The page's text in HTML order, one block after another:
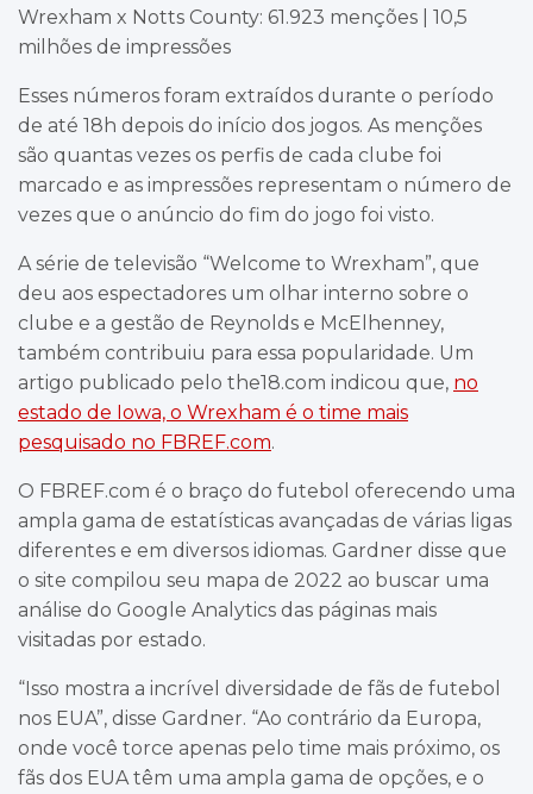
Wrexham x Notts County: 61.923 menções | 10,5
milhões de impressões
Esses números foram extraídos durante o período
de até 18h depois do início dos jogos. As menções
são quantas vezes os perfis de cada clube foi
marcado e as impressões representam o número de
vezes que o anúncio do fim do jogo foi visto.
A série de televisão “Welcome to Wrexham”, que
deu aos espectadores um olhar interno sobre o
clube e a gestão de Reynolds e McElhenney,
também contribuiu para essa popularidade. Um
artigo publicado pelo the18.com indicou que, no
estado de Iowa, o Wrexham é o time mais
pesquisado no FBREF.com.
O FBREF.com é o braço do futebol oferecendo uma
ampla gama de estatísticas avançadas de várias ligas
diferentes e em diversos idiomas. Gardner disse que
o site compilou seu mapa de 2022 ao buscar uma
análise do Google Analytics das páginas mais
visitadas por estado.
“Isso mostra a incrível diversidade de fãs de futebol
nos EUA”, disse Gardner. “Ao contrário da Europa,
onde você torce apenas pelo time mais próximo, os
fãs dos EUA têm uma ampla gama de opções, e o